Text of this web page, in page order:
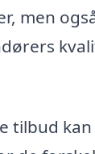
men
tilbud kan